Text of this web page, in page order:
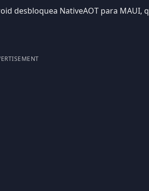
desbloquea NativeAOT para MAUI,